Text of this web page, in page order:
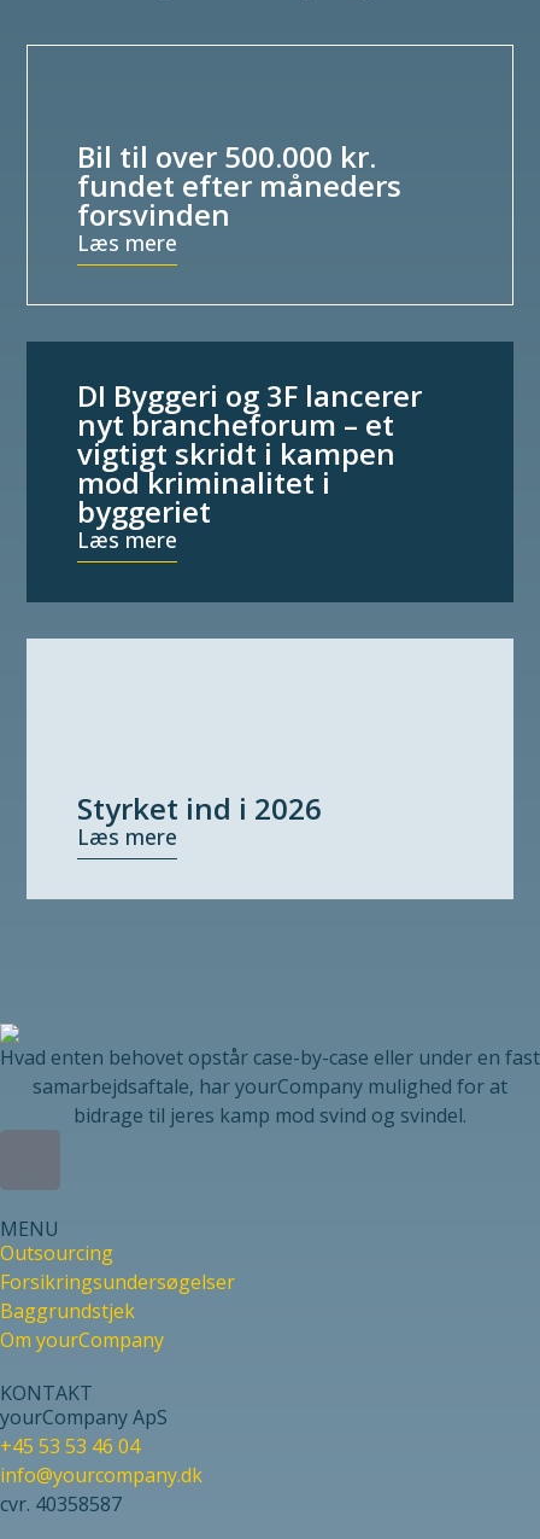
Bil til over 500.000 kr.
fundet efter måneders
forsvinden
Læs mere
DI Byggeri og 3F lancerer
nyt brancheforum – et
vigtigt skridt i kampen
mod kriminalitet i
byggeriet
Læs mere
Styrket ind i 2026
Læs mere
Hvad enten behovet opstår case-by-case eller under en fast
samarbejdsaftale, har yourCompany mulighed for at
bidrage til jeres kamp mod svind og svindel.
MENU
Outsourcing
Forsikringsundersøgelser
Baggrundstjek
Om yourCompany
KONTAKT
yourCompany ApS
+45 53 53 46 04
info@yourcompany.dk
cvr. 40358587